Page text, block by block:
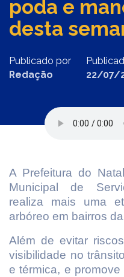
poda e
desta
Publicado por
Redação
22/07/
A Prefeitura do
Municipal de
realiza mais uma
arbóreo em bairros
Além de evitar
visibilidade no
e térmica, e